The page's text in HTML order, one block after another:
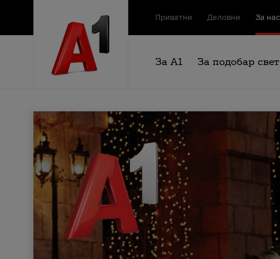
Приватни Деловни За нас
За А1 За подобар свет